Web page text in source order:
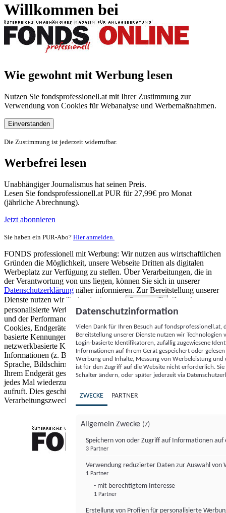
Willkommen bei
Wie gewohnt mit Werbung lesen
Nutzen Sie fondsprofessionell.at mit Ihrer Zustimmung zur
Verwendung von Cookies für Webanalyse und Werbemaßnahmen.
Einverstanden
Die Zustimmung ist jederzeit widerrufbar.
Werbefrei lesen
Unabhängiger Journalismus hat seinen Preis.
Lesen Sie fondsprofessionell.at PUR für 27,99€ pro Monat
(jährliche Abrechnung).
Jetzt abonnieren
Sie haben ein PUR-Abo? Hier anmelden.
FONDS professionell mit Werbung: Wir nutzen aus wirtschaftlichen
Gründen die Möglichkeit, unsere Webseite Dritten als digitalen
Werbeplatz zur Verfügung zu stellen. Über Verarbeitungen, die in
der Verantwortung von uns liegen, können Sie sich in unserer
Datenschutzerklärung näher informieren. Zur Bereitstellung unserer
Dienste nutzen wir Technologien von
Partnern (5)
. Zwecke:
personalisierte Werbung und Inhalte, Messung von Werbeleistung
und der Performance von Inhalten sowie Zielgruppenforschung.
Cookies, Endgeräte- oder ähnliche Online-Kennungen (z. B. login-
basierte Kennungen, zufällig generierte Kennungen,
netzwerkbasierte Kennungen) können zusammen mit anderen
Informationen (z. B. Browsertyp und Browserinformationen,
Sprache, Bildschirmgröße, unterstützte Technologien usw.) auf
Ihrem Endgerät gespeichert oder von dort ausgelesen werden, um es
jedes Mal wiederzuerkennen, wenn es eine App oder einer Webseite
aufruft. Dies geschieht für einen oder mehrere der hier aufgeführten
Verarbeitungszwecke.
Datenschutzinformation
Vielen Dank für Ihren Besuch auf
Bereitstellung unserer Dienste nutzen wir Technologien
Login-basierte Identifikatoren, zufällig zugewiesene
Informationen auf Ihrem Gerät gespeichert oder
Werbung und Inhalte, Messung von Werbeleistung
ist für den Zugriff auf die Website nicht erforderlich.
Schalter ändern, oder später jederzeit via
ZWECKE PARTNER
Allgemein Zwecke (7)
Speichern von oder Zugriff auf Informationen auf
3 Partner
Verwendung reduzierter Daten zur Auswahl von
1 Partner
- mit berechtigtem Interesse
1 Partner
Erstellung von Profilen für personalisierte
FONDS professionell